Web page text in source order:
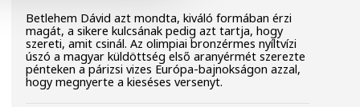
Betlehem Dávid azt mondta, kiváló formában érzi
magát, a sikere kulcsának pedig azt tartja, hogy
szereti, amit csinál. Az olimpiai bronzérmes nyíltvízi
úszó a magyar küldöttség első aranyérmét szerezte
pénteken a párizsi vizes Európa-bajnokságon azzal,
hogy megnyerte a kieséses versenyt.